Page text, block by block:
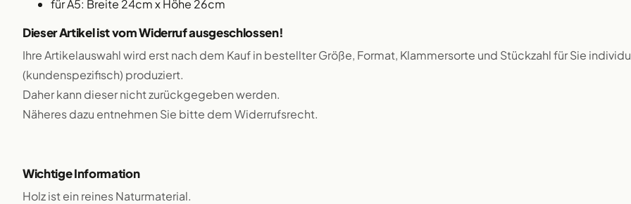
für A5: Breite 24cm x Höhe 26cm
Dieser Artikel ist vom Widerruf ausgeschlossen!
Ihre Artikelauswahl wird erst nach dem Kauf in bestellter Größe, Format, Klammersorte und Stückzahl für Sie
(kundenspezifisch) produziert.
Daher kann dieser nicht zurückgegeben werden.
Näheres dazu entnehmen Sie bitte dem Widerrufsrecht.
Wichtige Information
Holz ist ein reines Naturmaterial.